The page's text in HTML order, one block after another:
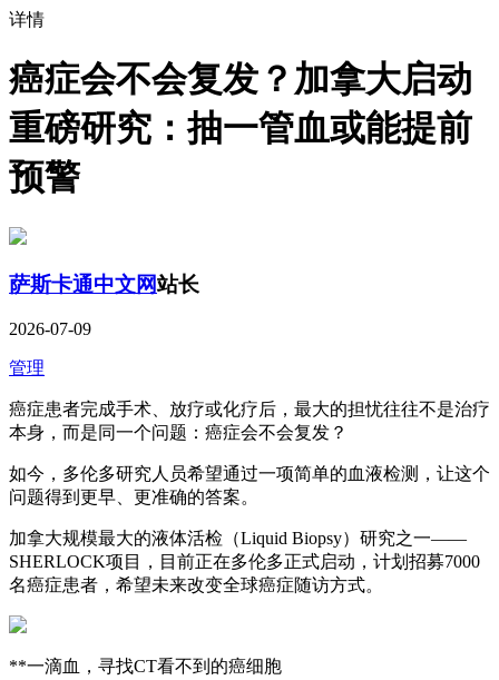
详情
癌症会不会复发？加拿大启动
重磅研究：抽一管血或能提前
预警
萨斯卡通中文网站长
2026-07-09
管理
癌症患者完成手术、放疗或化疗后，最大的担忧往往不是治疗
本身，而是同一个问题：癌症会不会复发？
如今，多伦多研究人员希望通过一项简单的血液检测，让这个
问题得到更早、更准确的答案。
加拿大规模最大的液体活检（Liquid Biopsy）研究之一——
SHERLOCK项目，目前正在多伦多正式启动，计划招募7000
名癌症患者，希望未来改变全球癌症随访方式。
**一滴血，寻找CT看不到的癌细胞